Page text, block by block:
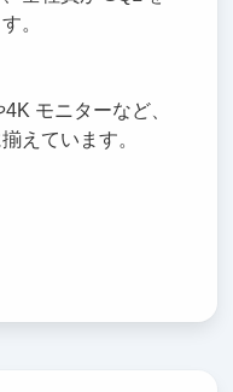
。
モニターなど、
えています。